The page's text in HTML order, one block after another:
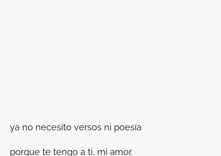
ya no necesito versos ni poesía
porque te tengo a ti, mi amor.